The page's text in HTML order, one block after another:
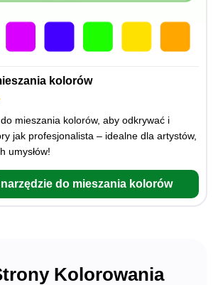
kolorów
mieszania kolorów, aby odkrywać i
jak profesjonalista – idealne dla artystów,
umysłów!
do mieszania kolorów
Kolorowania